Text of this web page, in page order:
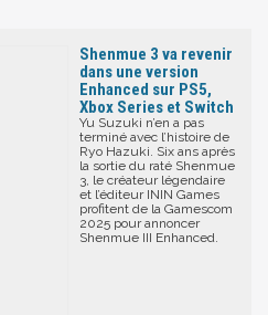
Shenmue 3 va revenir
dans une version
Enhanced sur PS5,
Xbox Series et Switch
Yu Suzuki n’en a pas
terminé avec l’histoire de
Ryo Hazuki. Six ans après
la sortie du raté Shenmue
3, le créateur légendaire
et l’éditeur ININ Games
profitent de la Gamescom
2025 pour annoncer
Shenmue III Enhanced.